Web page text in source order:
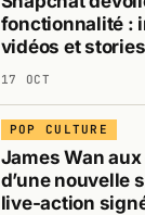
fonctionnalité :
vidéos et
17 OCT
POP CULTURE
James Wan
d’une nouvelle
live-action